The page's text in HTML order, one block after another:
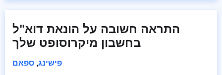
התראה חשובה על הונאת דוא"ל
בחשבון מיקרוסופט שלך
פישינג, ספאם